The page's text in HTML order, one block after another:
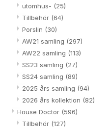
utomhus- (25)
Tillbehör (64)
Porslin (30)
AW21 samling (297)
AW22 samling (113)
SS23 samling (27)
SS24 samling (89)
2025 års samling (94)
2026 års kollektion (82)
House Doctor (596)
Tillbehör (127)